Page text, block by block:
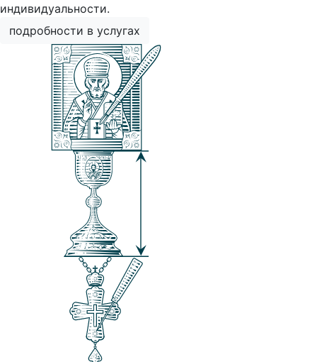
индивидуальности.
подробности в услугах